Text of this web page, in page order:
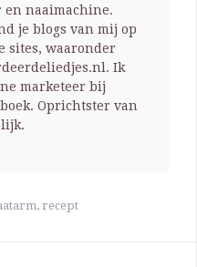
en naaimachine.
je blogs van mij op
sites, waaronder
Ik
marketeer bij
Oprichtster van
, recept